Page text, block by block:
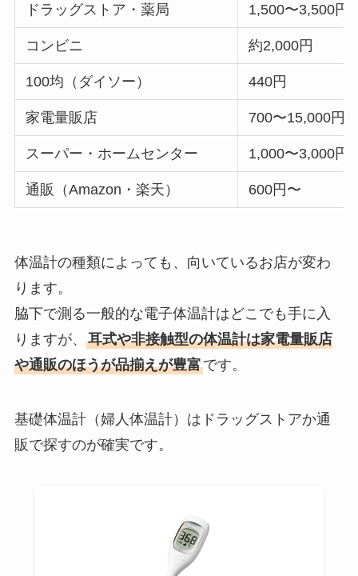
ドラッグストア・薬局 1,500〜3,500円
コンビニ 約2,000円
100均（ダイソー） 440円
家電量販店 700〜15,000円
スーパー・ホームセンター 1,000〜3,000円
通販（Amazon・楽天） 600円〜
体温計の種類によっても、向いているお店が変わ
ります。
脇下で測る一般的な電子体温計はどこでも手に入
りますが、 耳式や非接触型の体温計は家電量販店
や通販のほうが品揃えが豊富です。
基礎体温計（婦人体温計）はドラッグストアか通
販で探すのが確実です。